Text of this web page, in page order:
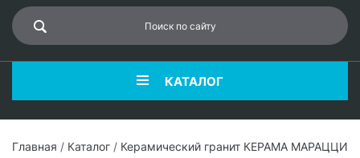
КАТАЛОГ
Главная / Каталог / Керамический гранит КЕРАМА МАРАЦЦИ